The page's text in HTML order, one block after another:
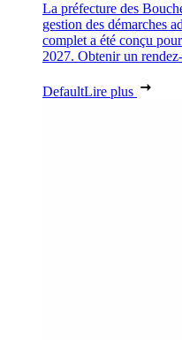
La préfecture des
gestion des démarches
complet a été conçu
2027. Obtenir un
DefaultLire plus